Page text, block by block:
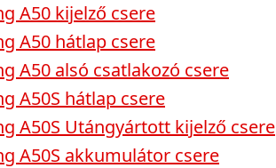
A50 kijelző csere
A50 hátlap csere
A50 alsó csatlakozó csere
A50S hátlap csere
A50S Utángyártott kijelző csere
A50S akkumulátor csere